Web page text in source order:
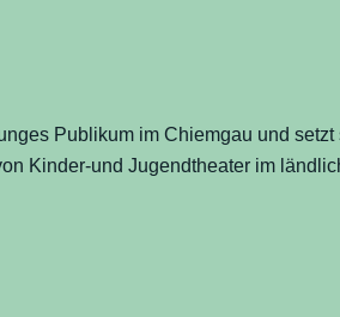
Publikum im Chiemgau und
Kinder-und Jugendtheater im